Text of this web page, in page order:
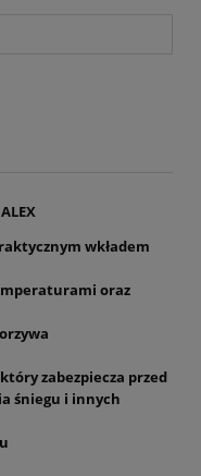
płatności
wkładem
oraz
zabezpiecza przed
śniegu i innych